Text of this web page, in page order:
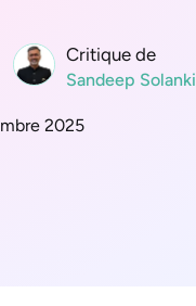
Critique de
Sandeep Solanki
2025